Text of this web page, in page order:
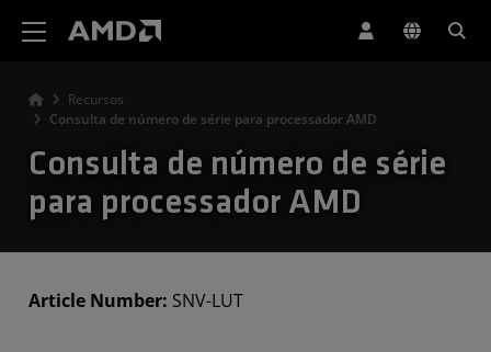
Recursos
Consulta de número de série para processador AMD
Consulta de número de série
para processador AMD
Article Number: SNV-LUT